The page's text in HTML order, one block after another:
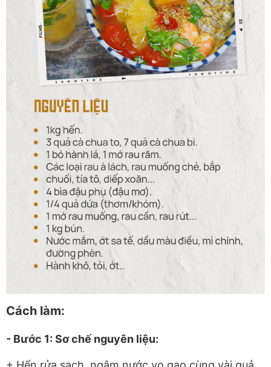
Cách làm:
- Bước 1: Sơ chế nguyên liệu: